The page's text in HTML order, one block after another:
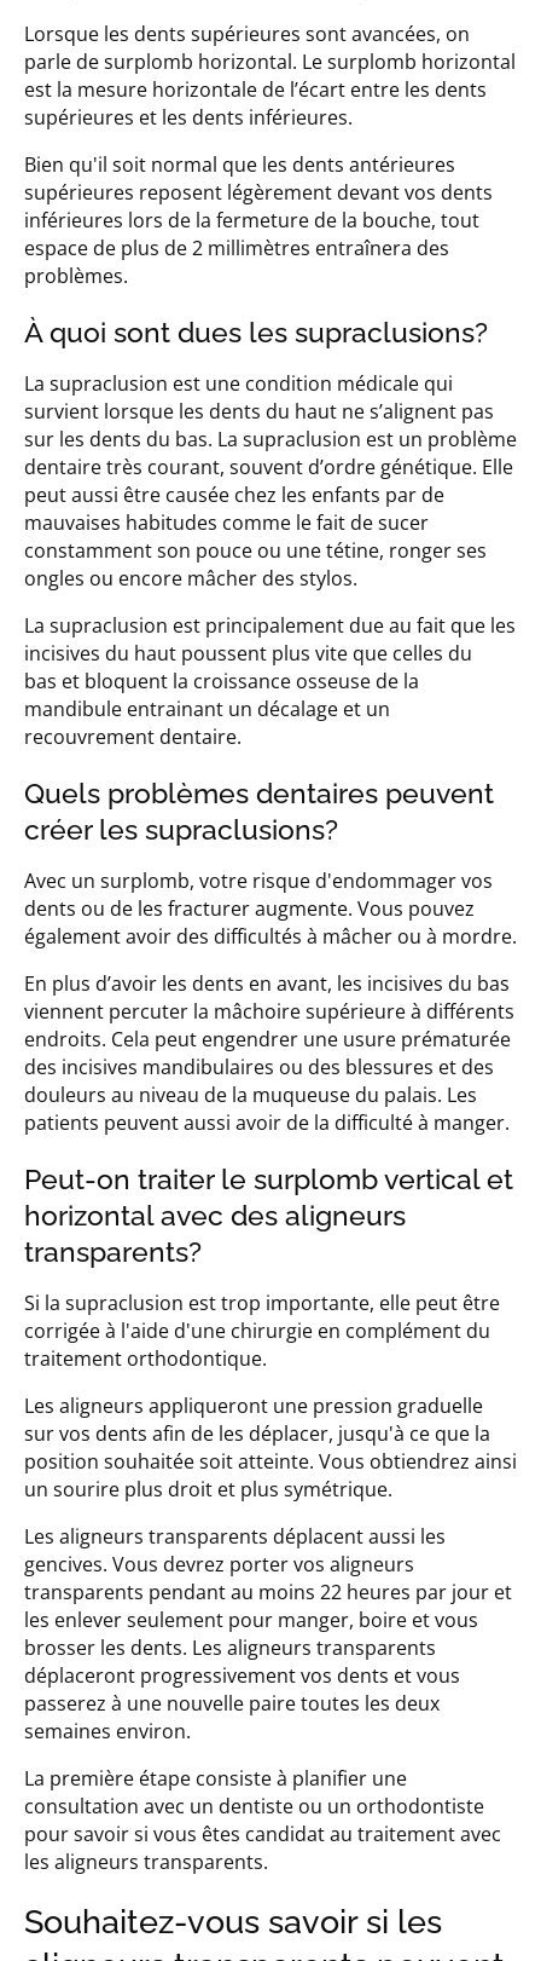
Lorsque les dents supérieures sont avancées, on
parle de surplomb horizontal. Le surplomb horizontal
est la mesure horizontale de l’écart entre les dents
supérieures et les dents inférieures.
Bien qu'il soit normal que les dents antérieures
supérieures reposent légèrement devant vos dents
inférieures lors de la fermeture de la bouche, tout
espace de plus de 2 millimètres entraînera des
problèmes.
À quoi sont dues les supraclusions?
La supraclusion est une condition médicale qui
survient lorsque les dents du haut ne s’alignent pas
sur les dents du bas. La supraclusion est un problème
dentaire très courant, souvent d’ordre génétique. Elle
peut aussi être causée chez les enfants par de
mauvaises habitudes comme le fait de sucer
constamment son pouce ou une tétine, ronger ses
ongles ou encore mâcher des stylos.
La supraclusion est principalement due au fait que les
incisives du haut poussent plus vite que celles du
bas et bloquent la croissance osseuse de la
mandibule entrainant un décalage et un
recouvrement dentaire.
Quels problèmes dentaires peuvent
créer les supraclusions?
Avec un surplomb, votre risque d'endommager vos
dents ou de les fracturer augmente. Vous pouvez
également avoir des difficultés à mâcher ou à mordre.
En plus d’avoir les dents en avant, les incisives du bas
viennent percuter la mâchoire supérieure à différents
endroits. Cela peut engendrer une usure prématurée
des incisives mandibulaires ou des blessures et des
douleurs au niveau de la muqueuse du palais. Les
patients peuvent aussi avoir de la difficulté à manger.
Peut-on traiter le surplomb vertical et
horizontal avec des aligneurs
transparents?
Si la supraclusion est trop importante, elle peut être
corrigée à l'aide d'une chirurgie en complément du
traitement orthodontique.
Les aligneurs appliqueront une pression graduelle
sur vos dents afin de les déplacer, jusqu'à ce que la
position souhaitée soit atteinte. Vous obtiendrez ainsi
un sourire plus droit et plus symétrique.
Les aligneurs transparents déplacent aussi les
gencives. Vous devrez porter vos aligneurs
transparents pendant au moins 22 heures par jour et
les enlever seulement pour manger, boire et vous
brosser les dents. Les aligneurs transparents
déplaceront progressivement vos dents et vous
passerez à une nouvelle paire toutes les deux
semaines environ.
La première étape consiste à planifier une
consultation avec un dentiste ou un orthodontiste
pour savoir si vous êtes candidat au traitement avec
les aligneurs transparents.
Souhaitez-vous savoir si les